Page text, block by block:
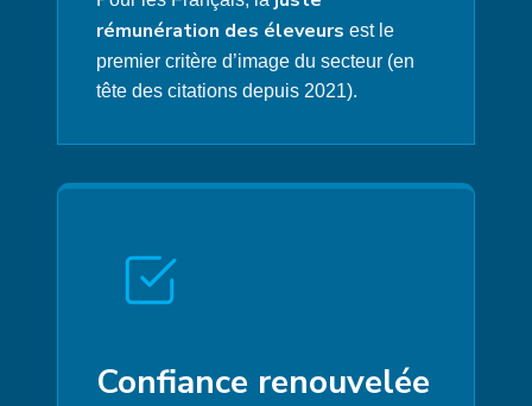
rémunération des éleveurs est le
premier critère d’image du secteur (en
tête des citations depuis 2021).
Confiance renouvelée